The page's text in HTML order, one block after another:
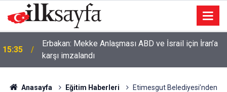
15:35
Erbakan: Mekke Anlaşması ABD ve İsrail için İran’a
karşı imzalandı
Anasayfa Eğitim Haberleri
Etimesgut Belediyesi’nden